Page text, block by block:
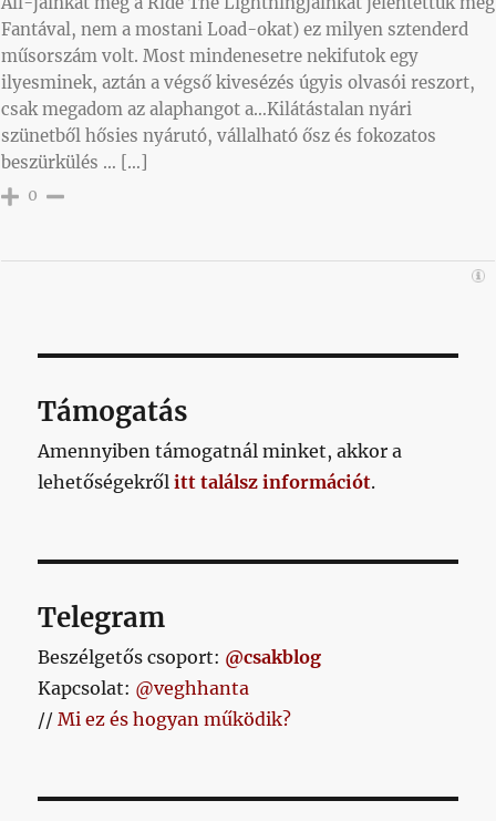
Fantával, nem a mostani Load-okat) ez milyen sztenderd
műsorszám volt. Most mindenesetre nekifutok egy
ilyesminek, aztán a végső kivesézés úgyis olvasói reszort,
csak megadom az alaphangot a…Kilátástalan nyári
szünetből hősies nyárutó, vállalható ősz és fokozatos
beszürkülés … […]
0
Támogatás
Amennyiben támogatnál minket, akkor a
lehetőségekrőlitt találsz információt.
Telegram
Beszélgetős csoport: @csakblog
Kapcsolat: @veghhanta
//Mi ez és hogyan működik?